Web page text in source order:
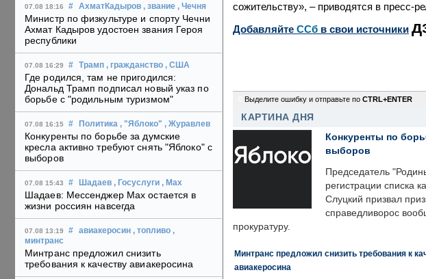
07.08 18:16 # АхматКадыров , звание , Чечня
Министр по физкультуре и спорту Чечни
Ахмат Кадыров удостоен звания Героя
республики
07.08 16:29 # Трамп , гражданство , США
Где родился, там не пригодился:
Дональд Трамп подписал новый указ по
борьбе с "родильным туризмом"
07.08 16:15 # Политика , "Яблоко" , Журавлев
Конкуренты по борьбе за думские
кресла активно требуют снять "Яблоко" с
выборов
07.08 15:43 # Шадаев , Госуслуги , Max
Шадаев: Мессенджер Max остается в
жизни россиян навсегда
07.08 13:19 # авиакеросин , топливо ,
минтранс
Минтранс предложил снизить
требования к качеству авиакеросина
сожительству», – приводятся в пресс-
Добавляйте CСб в свои источники
Выделите ошибку и отправьте по CTRL+ENTER
КАРТИНА ДНЯ
Конкуренты по
выборов
Председатель
регистрации списка
Слуцкий призвал
справедливорос
прокуратуру.
Минтранс предложил снизить требования к
авиакеросина